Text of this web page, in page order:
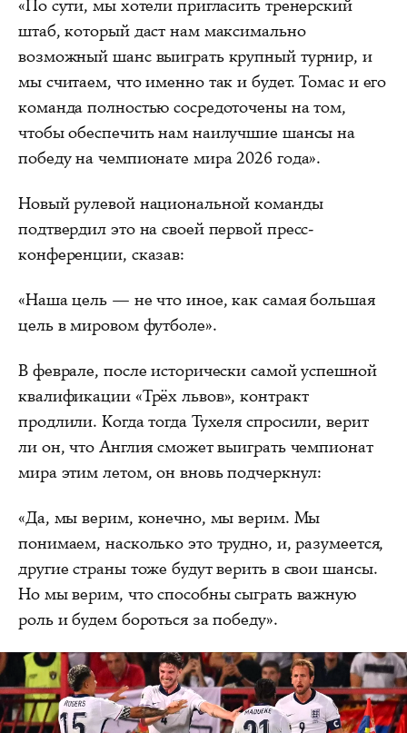
«По сути, мы хотели пригласить тренерский
штаб, который даст нам максимально
возможный шанс выиграть крупный турнир, и
мы считаем, что именно так и будет. Томас и его
команда полностью сосредоточены на том,
чтобы обеспечить нам наилучшие шансы на
победу на чемпионате мира 2026 года».
Новый рулевой национальной команды
подтвердил это на своей первой пресс-
конференции, сказав:
«Наша цель — не что иное, как самая большая
цель в мировом футболе».
В феврале, после исторически самой успешной
квалификации «Трёх львов», контракт
продлили. Когда тогда Тухеля спросили, верит
ли он, что Англия сможет выиграть чемпионат
мира этим летом, он вновь подчеркнул:
«Да, мы верим, конечно, мы верим. Мы
понимаем, насколько это трудно, и, разумеется,
другие страны тоже будут верить в свои шансы.
Но мы верим, что способны сыграть важную
роль и будем бороться за победу».